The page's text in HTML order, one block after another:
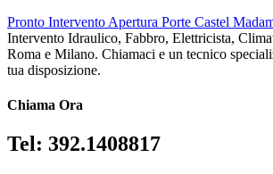
Pronto Intervento Apertura Porte Castel
Intervento Idraulico, Fabbro, Elettricista,
Roma e Milano. Chiamaci e un tecnico
tua disposizione.
Chiama Ora
Tel: 392.1408817